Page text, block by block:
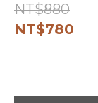
NT$880
NT$780